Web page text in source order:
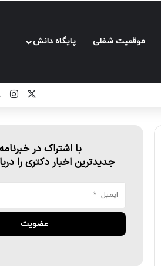
موقعیت شغلی پایگاه دانش
ایکس
با اشتراک در
جدیدترین اخبار دکتری را